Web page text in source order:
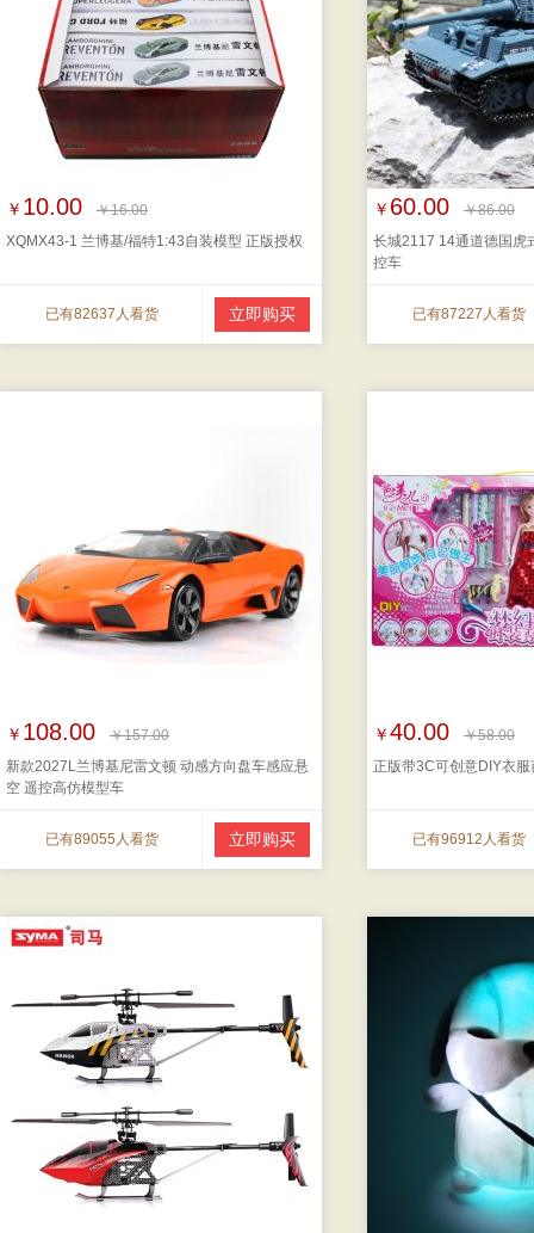
￥ 10.00
￥16.00
XQMX43-1 兰博基/福特1:43自装模型 正版授权
已有82637人看货 立即购买
￥ 60.00
￥86.00
长城2117 14通道德国虎
控车
已有87227人看货
￥ 108.00
￥157.00
新款2027L兰博基尼雷文顿 动感方向盘车感应悬
空 遥控高仿模型车
已有89055人看货 立即购买
￥40.00
￥58.00
正版带3C可创意DIY衣服
已有96912人看货